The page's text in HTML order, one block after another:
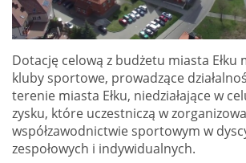
Dotację celową z budżetu miasta Ełku
kluby sportowe, prowadzące
terenie miasta Ełku, niedziałające w
zysku, które uczestniczą w
współzawodnictwie sportowym w
zespołowych i indywidualnych.